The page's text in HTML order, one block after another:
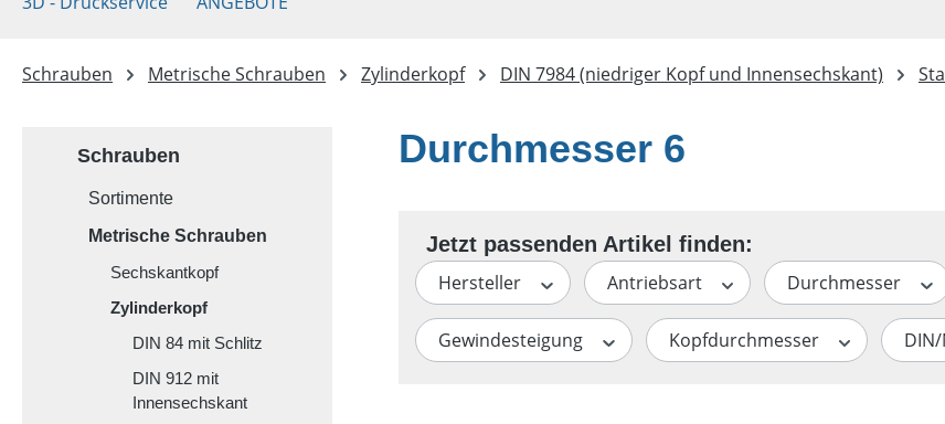
Schrauben Metrische Schrauben Zylinderkopf DIN 7984 (niedriger Kopf und Innensechskant)
Schrauben
Sortimente
Metrische Schrauben
Sechskantkopf
Zylinderkopf
DIN 84 mit Schlitz
DIN 912 mit
Innensechskant
Durchmesser 6
Hersteller Antriebsart Durchmesser
Gewindesteigung Kopfdurchmesser DIN/